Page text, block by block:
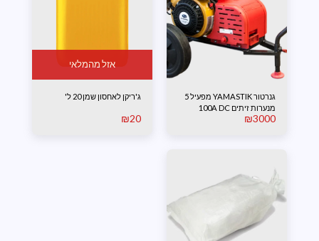
גנרטור YAMASTIK מפעיל 5
מנערות זיתים 100A DC
₪3000
אזל מהמלאי
ג'ריקן לאחסון שמן 20 ל'
₪20